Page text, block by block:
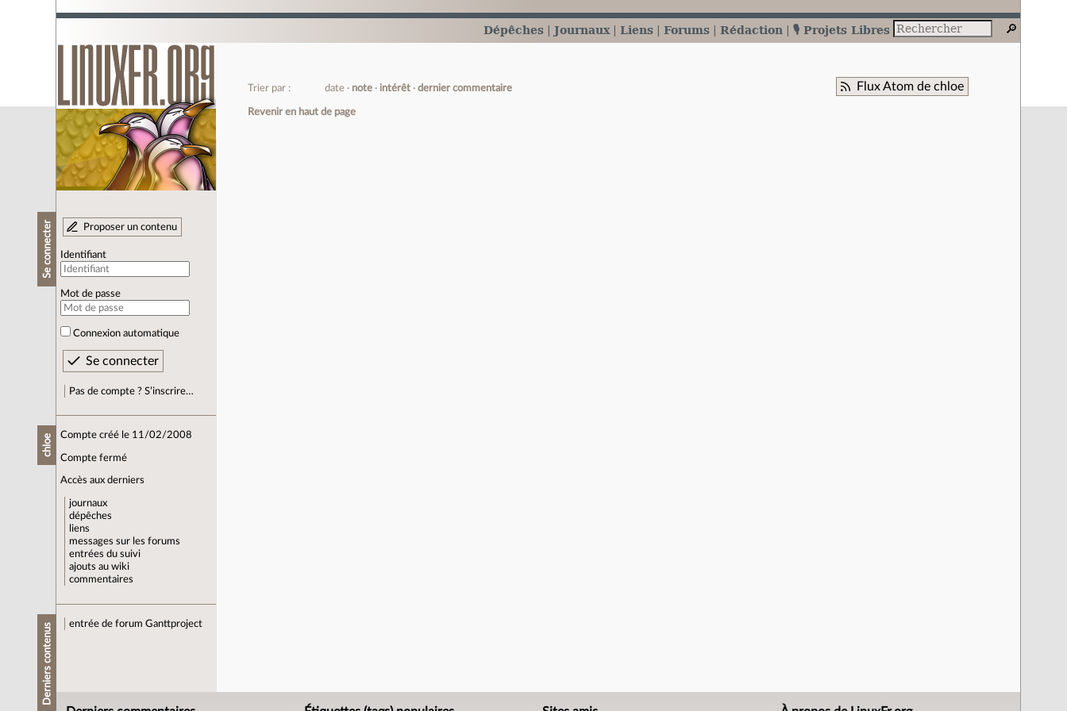
Dépêches Journaux Liens Forums Rédaction 🎙️ Projets Libres
Se connecter Proposer un contenu
Identifiant
Mot de passe
Connexion automatique
Pas de compte ? S’inscrire…
chloe Compte créé le 11/02/2008
Compte fermé
Accès aux derniers
journaux
dépêches
liens
messages sur les forums
entrées du suivi
ajouts au wiki
commentaires
Derniers contenus entrée de forum Ganttproject
Flux Atom de chloe
Trier par : date note intérêt dernier commentaire
Revenir en haut de page